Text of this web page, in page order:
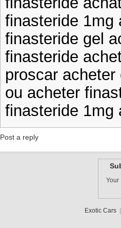
finasteride 1mg
finasteride gel
finasteride
proscar
ou acheter
finasteride 1mg
Post a reply
Your
Exotic Cars|